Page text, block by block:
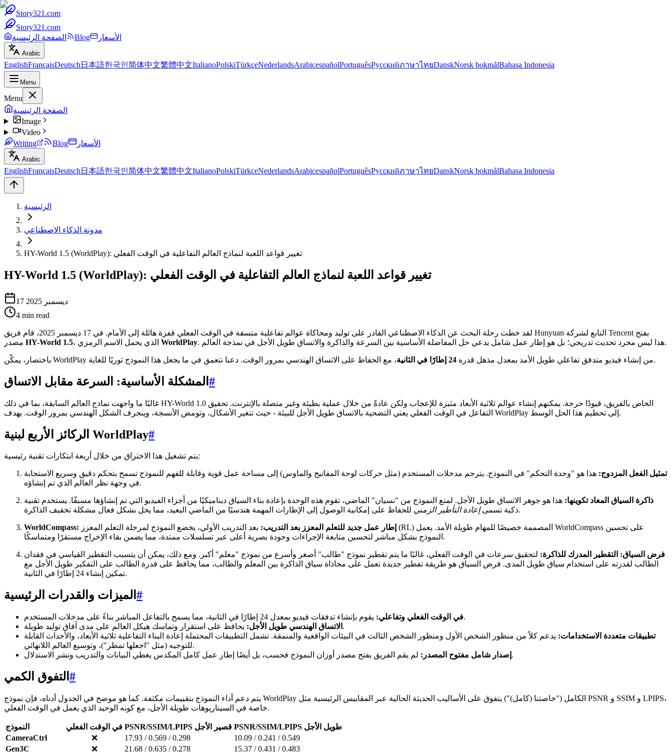
Story321.com
Story321.com
الصفحة الرئيسية
Blog الأسعار
Arabic
EnglishFrançaisDeutsch 日本語한국인简体中文繁體中文ItalianoPolskiTürkçeNederlandsArabicespañolPortuguêsРусскийภาษาไทยDanskNorsk bokmålBahasa Indonesia
Menu
Menu
الصفحة الرئيسية
Image
Video
Writing
Blog الأسعار
Arabic
EnglishFrançaisDeutsch 日本語한국인简体中文繁體中文ItalianoPolskiTürkçeNederlandsArabicespañolPortuguêsРусскийภาษาไทยDanskNorsk bokmålBahasa Indonesia
الرئيسية
مدونة الذكاء الاصطناعي
HY-World 1.5 (WorldPlay): تغيير قواعد اللعبة لنماذج العالم التفاعلية في الوقت الفعلي
HY-World 1.5 (WorldPlay): تغيير قواعد اللعبة لنماذج العالم التفاعلية في الوقت الفعلي
17 ديسمبر 2025
4 min read
لقد خطت رحلة البحث عن الذكاء الاصطناعي القادر على توليد ومحاكاة عوالم تفاعلية متسقة في الوقت الفعلي قفزة هائلة إلى الأمام. في 17 ديسمبر 2025، قام فريق Hunyuan التابع لشركة Tencent بفتح
HY-World 1.5 WorldPlay . هذا ليس مجرد تحديث تدريجي؛ بل هو إطار عمل شامل يدعي حل المفاضلة الأساسية بين السرعة والذاكرة والاتساق طويل الأجل في نمذجة العالم.
باختصار، يمكّن WorldPlay من إنشاء فيديو متدفق تفاعلي طويل الأمد بمعدل مذهل قدره 24 إطارًا في الثانية ، مع الحفاظ على الاتساق الهندسي بمرور الوقت. دعنا نتعمق في ما يجعل هذا النموذج ثوريًا للغاية.
المشكلة الأساسية: السرعة مقابل الاتساق #
غالبًا ما واجهت نماذج العالم السابقة، بما في ذلك HY-World 1.0 الخاص بالفريق، قيودًا حرجة. يمكنهم إنشاء عوالم ثلاثية الأبعاد مثيرة للإعجاب ولكن عادةً من خلال عملية بطيئة وغير متصلة بالإنترنت. تحقيق
التفاعل في الوقت الفعلي يعني التضحية بالاتساق طويل الأجل للبيئة - حيث تتغير الأشكال، وتومض الأنسجة، وينجرف الشكل الهندسي بمرور الوقت. يهدف WorldPlay إلى تحطيم هذا الحل الوسط.
الركائز الأربع لبنية WorldPlay#
يتم تشغيل هذا الاختراق من خلال أربعة ابتكارات تقنية رئيسية:
تمثيل الفعل المزدوج: هذا هو "وحدة التحكم" في النموذج. يترجم مدخلات المستخدم (مثل حركات لوحة المفاتيح والماوس) إلى مساحة عمل قوية وقابلة للفهم للنموذج تسمح بتحكم دقيق وسريع الاستجابة
في وجهة نظر العالم الذي تم إنشاؤه.
ذاكرة السياق المعاد تكوينها: هذا هو جوهر الاتساق طويل الأجل. لمنع النموذج من "نسيان" الماضي، تقوم هذه الوحدة بإعادة بناء السياق ديناميكيًا من أجزاء الفيديو التي تم إنشاؤها مسبقًا. يستخدم تقنية
ذكية تسمىإعادة التأطير الزمني للحفاظ على إمكانية الوصول إلى الإطارات المهمة هندسيًا من الماضي البعيد، مما يحل بشكل فعال مشكلة تخفيف الذاكرة.
WorldCompass: إطار عمل جديد للتعلم المعزز بعد التدريب: بعد التدريب الأولي، يخضع النموذج لمرحلة التعلم المعزز (RL) المصممة خصيصًا للمهام طويلة الأمد. يعمل WorldCompass على تحسين
النموذج بشكل مباشر لتحسين متابعة الإجراءات وجودة بصرية أعلى عبر تسلسلات ممتدة، مما يضمن بقاء الإخراج مستقرًا ومتماسكًا.
فرض السياق: التقطير المدرك للذاكرة: لتحقيق سرعات في الوقت الفعلي، غالبًا ما يتم تقطير نموذج "طالب" أصغر وأسرع من نموذج "معلم" أكبر. ومع ذلك، يمكن أن يتسبب التقطير القياسي في فقدان
الطالب لقدرته على استخدام سياق طويل المدى. فرض السياق هو طريقة تقطير جديدة تعمل على محاذاة سياق الذاكرة بين المعلم والطالب، مما يحافظ على قدرة الطالب على التفكير طويل الأجل مع
تمكين إنشاء 24 إطارًا في الثانية.
الميزات والقدرات الرئيسية #
في الوقت الفعلي وتفاعلي:يقوم بإنشاء تدفقات فيديو بمعدل 24 إطارًا في الثانية، مما يسمح بالتفاعل المباشر بناءً على مدخلات المستخدم.
الاتساق الهندسي طويل الأجل: يحافظ على استقرار وتماسك هيكل العالم على مدى آفاق توليد طويلة.
تطبيقات متعددة الاستخدامات: يدعم كلاً من منظور الشخص الأول ومنظور الشخص الثالث في البيئات الواقعية والمنمقة. تشمل التطبيقات المحتملة إعادة البناء التفاعلية ثلاثية الأبعاد، والأحداث القابلة
للتوجيه (مثل "اجعلها تمطر")، وتوسيع العالم اللانهائي.
إصدار شامل مفتوح المصدر: لم يقم الفريق بفتح مصدر أوزان النموذج فحسب، بل أيضًا إطار عمل كامل المكدس يغطي البيانات والتدريب ونشر الاستدلال.
التفوق الكمي #
يتم دعم أداء النموذج بتقييمات مكثفة. كما هو موضح في الجدول أدناه، فإن نموذج WorldPlay الكامل ("خاصتنا (كامل)") يتفوق على الأساليب الحديثة الحالية عبر المقاييس الرئيسية مثل PSNR و SSIM و LPIPS،
خاصة في السيناريوهات طويلة الأجل، مع كونه الوحيد الذي يعمل في الوقت الفعلي.
النموذج في الوقت الفعلي PSNR/SSIM/LPIPS قصير الأجل
PSNR/SSIM/LPIPS طويل الأجل
CameraCtrl
❌ 17.93 / 0.569 / 0.298
10.09 / 0.241 / 0.549
Gen3C
❌ 21.68 / 0.635 / 0.278
15.37 / 0.431 / 0.483